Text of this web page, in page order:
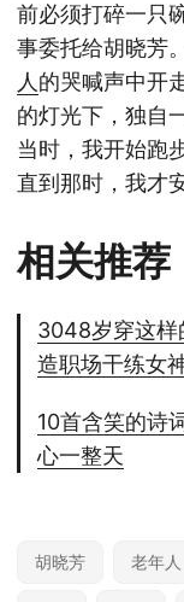
前必须打碎一只
事委托给胡晓芳
人的哭喊声中开
的灯光下，独自
当时，我开始跑
直到那时，我才
相关推荐
3048岁穿这样
造职场干练女
10首含笑的诗
心一整天
胡晓芳 老年人